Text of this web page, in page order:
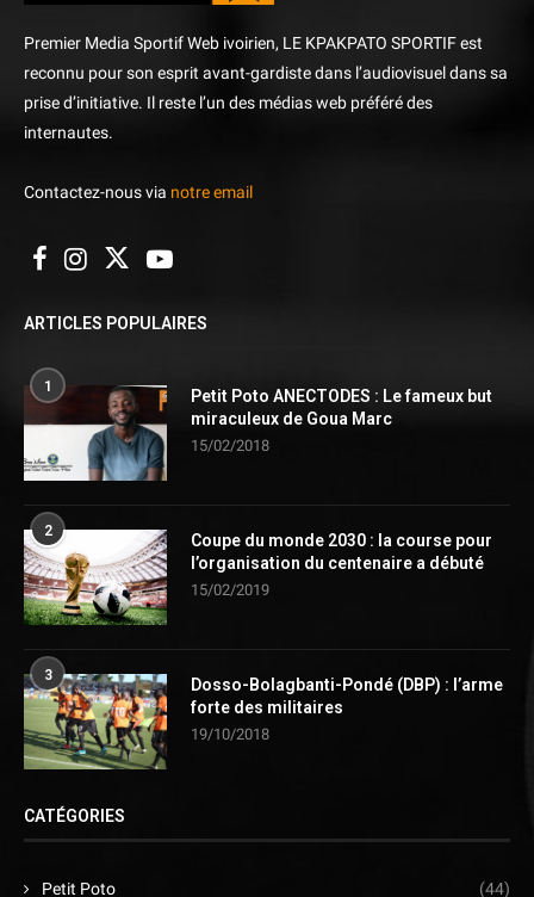
Premier Media Sportif Web ivoirien, LE KPAKPATO SPORTIF est
reconnu pour son esprit avant-gardiste dans l’audiovisuel dans sa
prise d’initiative. Il reste l’un des médias web préféré des
internautes.
Contactez-nous via notre email
ARTICLES POPULAIRES
1
Petit Poto ANECTODES : Le fameux but
miraculeux de Goua Marc
15/02/2018
2
Coupe du monde 2030 : la course pour
l’organisation du centenaire a débuté
15/02/2019
3
Dosso-Bolagbanti-Pondé (DBP) : l’arme
forte des militaires
19/10/2018
CATÉGORIES
Petit Poto (44)